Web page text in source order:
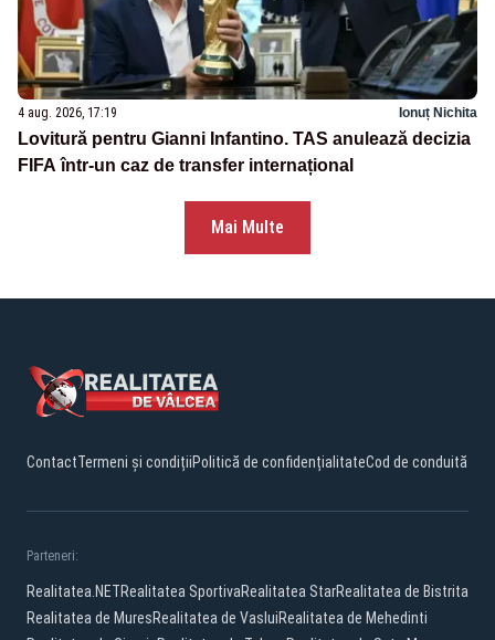
4 aug. 2026, 17:19 Ionuț Nichita
Lovitură pentru Gianni Infantino. TAS anulează decizia
FIFA într-un caz de transfer internațional
Mai Multe
ContactTermeni și condițiiPolitică de confidențialitateCod de conduită
Parteneri:
Realitatea.NETRealitatea SportivaRealitatea StarRealitatea de Bistrita
Realitatea de MuresRealitatea de VasluiRealitatea de Mehedinti